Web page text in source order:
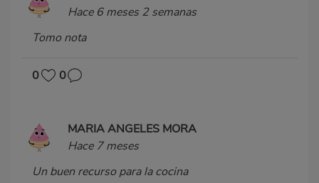
Hace 6 meses 2 semanas
Tomo nota
0 0
MARIA ANGELES MORA
Hace 7 meses
Un buen recurso para la cocina